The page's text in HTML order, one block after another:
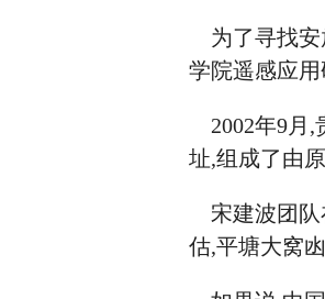
为了寻找安
学院遥感应用
2002年9月,
址,组成了由
宋建波团队
估,平塘大窝